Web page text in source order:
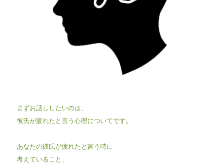
まずお話ししたいのは、
彼氏が疲れたと言う心理についてです。
あなたの彼氏が疲れたと言う時に
考えていること、